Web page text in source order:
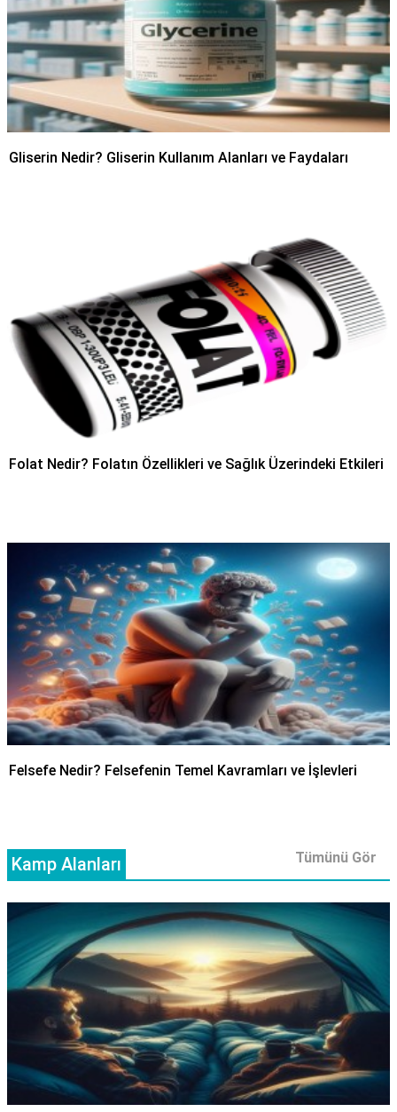
Gliserin Nedir? Gliserin Kullanım Alanları ve Faydaları
Folat Nedir? Folatın Özellikleri ve Sağlık Üzerindeki Etkileri
Felsefe Nedir? Felsefenin Temel Kavramları ve İşlevleri
Kamp Alanları Tümünü Gör